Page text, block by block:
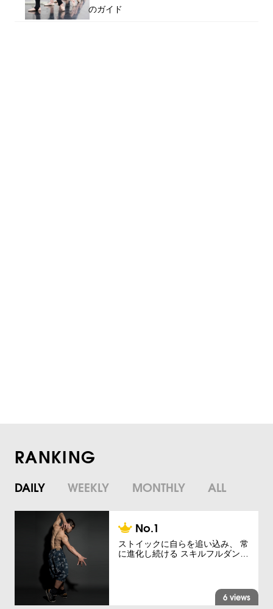
のガイド
RANKING
DAILY WEEKLY MONTHLY ALL
ストイックに自らを追い込み、 常
に進化し続ける スキルフルダン…
6 views